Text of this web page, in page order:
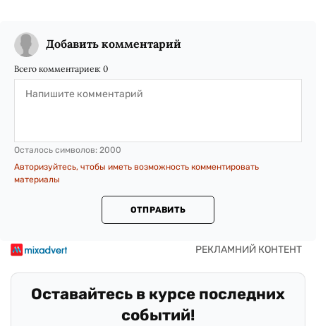
Добавить комментарий
Всего комментариев: 0
Осталось символов: 2000
Авторизуйтесь, чтобы иметь возможность комментировать
материалы
ОТПРАВИТЬ
Оставайтесь в курсе последних
событий!